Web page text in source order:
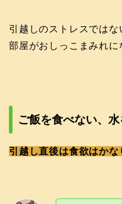
引越しのストレスでは
部屋がおしっこまみれに
ご飯を食べない、水
引越し直後は食欲はかな